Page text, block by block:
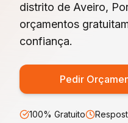
distrito de Aveiro,
orçamentos
confiança.
Pedir
100% Gratuito